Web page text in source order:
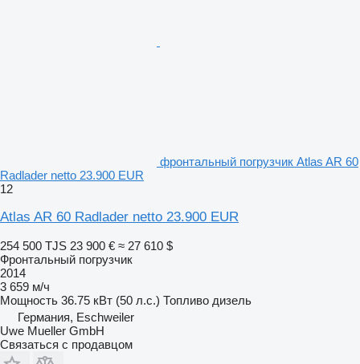
фронтальный погрузчик Atlas AR 60
Radlader netto 23.900 EUR
12
Atlas AR 60 Radlader netto 23.900 EUR
254 500 TJS 23 900 € ≈ 27 610 $
Фронтальный погрузчик
2014
3 659 м/ч
Мощность 36.75 кВт (50 л.с.) Топливо дизель
Германия, Eschweiler
Uwe Mueller GmbH
Связаться с продавцом